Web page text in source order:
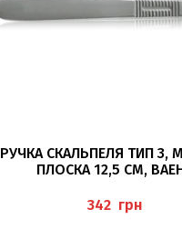
ДОДАТИ В КОШИК
РУЧКА СКАЛЬПЕЛЯ ТИП 3,
ПЛОСКА 12,5 СМ,
грн